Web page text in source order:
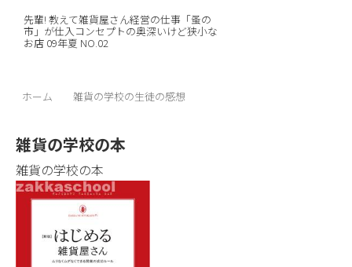
先輩! 教えて雑貨屋さん経営の仕事「蚤の
市」が仕入コンセプトの奥深いけど狭小な
お店 09年夏 NO.02
ホーム 雑貨の学校の生徒の感想
雑貨の学校の本
雑貨の学校の本